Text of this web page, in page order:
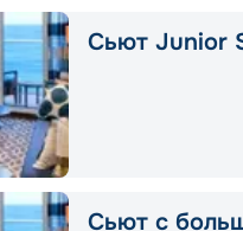
Сьют Junior
Сьют с